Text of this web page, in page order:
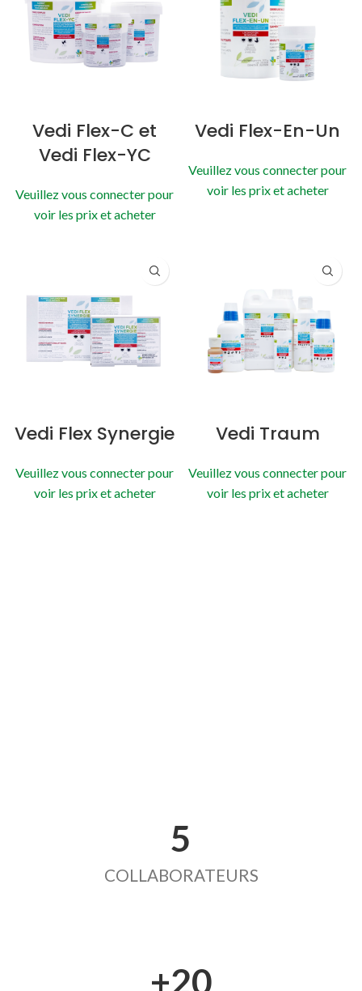
Vedi Flex-C et
Vedi Flex-YC
Veuillez vous connecter pour
voir les prix et acheter
Vedi Flex-En-Un
Veuillez vous connecter pour
voir les prix et acheter
Vedi Flex Synergie
Veuillez vous connecter pour
voir les prix et acheter
Vedi Traum
Veuillez vous connecter pour
voir les prix et acheter
5
COLLABORATEURS
+20